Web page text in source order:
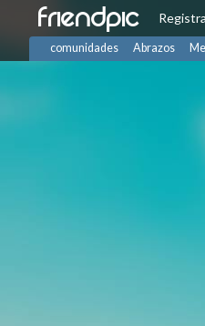
friendpic
comunidades Abrazos